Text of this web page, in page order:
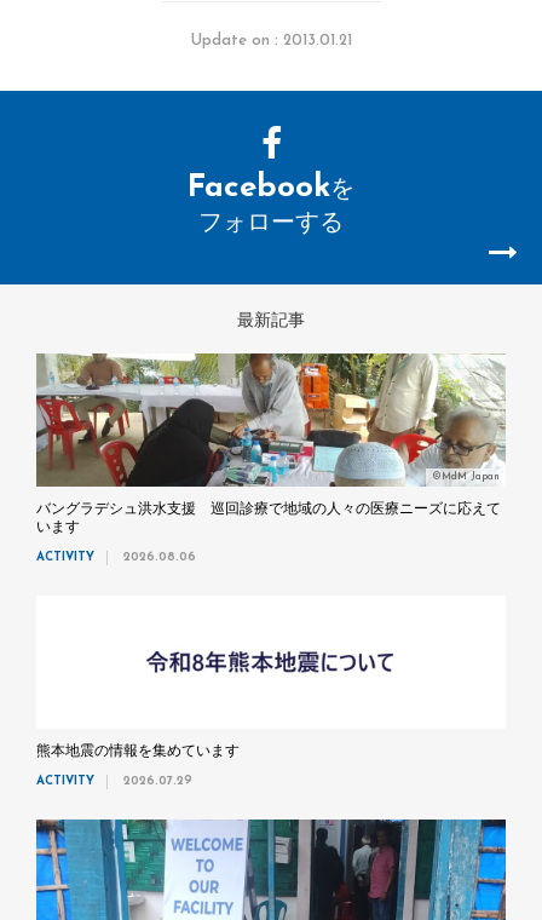
Update on : 2013.01.21
Facebookを
フォローする
最新記事
©MdM Japan
バングラデシュ洪水支援 巡回診療で地域の人々の医療ニーズに応えて
います
ACTIVITY 2026.08.06
熊本地震の情報を集めています
ACTIVITY 2026.07.29